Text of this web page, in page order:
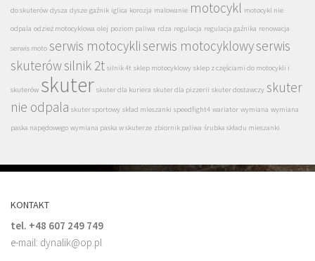
do skuterów dysza dysze gaźnik iglica korozja malowanie motocykl motocykl nie
odpala odzież motocyklowa olej poziom paliwa rdza regulacja regulacja gaźnika renowacja
serwis moto serwis motocykliserwis motocyklowyserwis
skuterówsilnik 2t silnik 4t sklep motocyklowy sklep z częściami do motocykli i
skuterów skuter skuter dla kuriera skuter dla pizzerii skuter dostawczy skuter
nie odpala skuter sportowy skład mieszanki speedfight4 wariator wymiana wymiana
paska napędowego wymiana paska w skuterze zbiornik paliwa śrubka składu mieszanki
KONTAKT
tel. +48 607 249 749
e-mail: dynalik@op.pl